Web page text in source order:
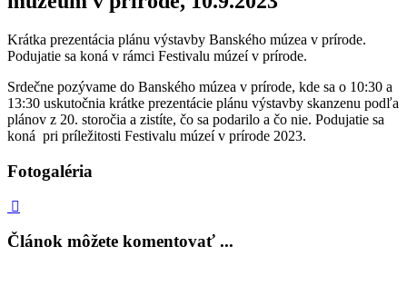
Krátka prezentácia plánu výstavby Banského múzea v prírode.
Podujatie sa koná v rámci Festivalu múzeí v prírode.
Srdečne pozývame do Banského múzea v prírode, kde sa o 10:30 a
13:30 uskutočnia krátke prezentácie plánu výstavby skanzenu podľa
plánov z 20. storočia a zistíte, čo sa podarilo a čo nie. Podujatie sa
koná pri príležitosti Festivalu múzeí v prírode 2023.
Fotogaléria
Článok môžete komentovať ...